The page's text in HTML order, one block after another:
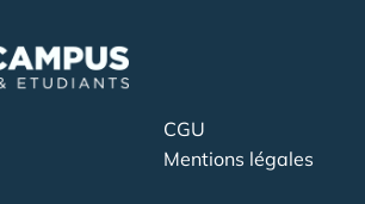
CGU
Mentions légales